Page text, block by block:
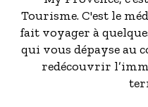
Tourisme. C'est le
fait voyager à
qui vous dépayse au
redécouvrir